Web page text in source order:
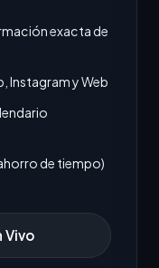
exacta de
Instagram y Web
de tiempo)
Vivo